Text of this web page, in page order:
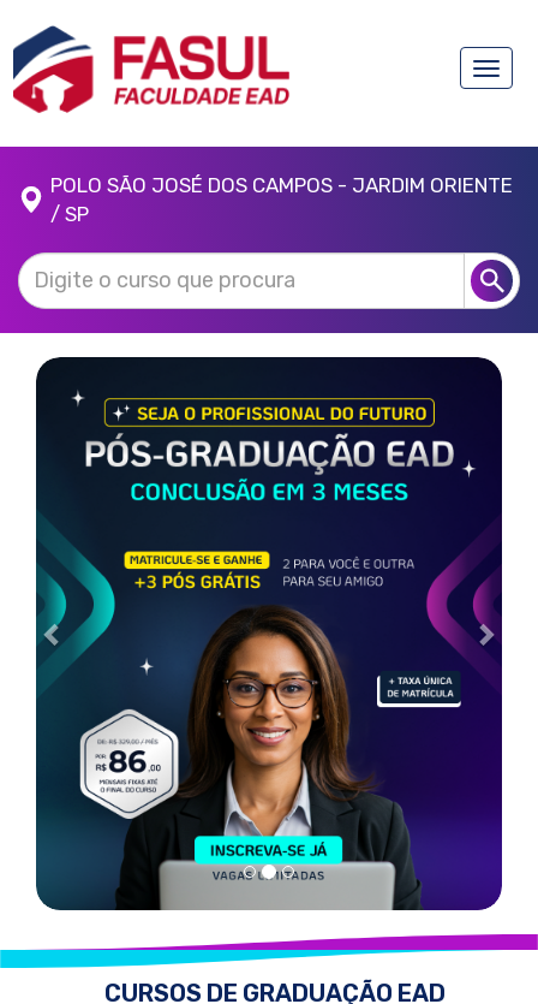
Toggle
POLO SÃO JOSÉ DOS CAMPOS - JARDIM ORIENTE
/ SP
CURSOS DE GRADUAÇÃO EAD